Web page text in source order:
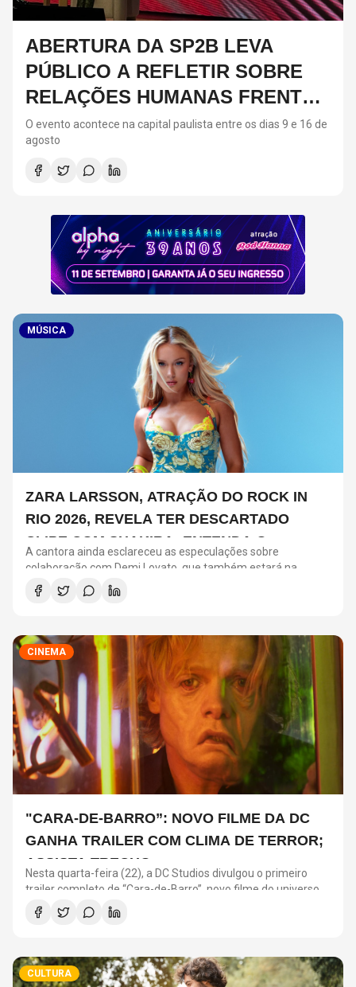
ABERTURA DA SP2B LEVA
PÚBLICO A REFLETIR SOBRE
RELAÇÕES HUMANAS FRENTE
AO CRESCIMENTO DA IA;
CONFIRA
O evento acontece na capital paulista entre os dias 9 e 16 de
agosto
MÚSICA
ZARA LARSSON, ATRAÇÃO DO ROCK IN
RIO 2026, REVELA TER DESCARTADO
CLIPE COM SHAKIRA; ENTENDA O
PORQUÊ
A cantora ainda esclareceu as especulações sobre
colaboração com Demi Lovato, que também estará na
Cidade do Rock
CINEMA
"CARA-DE-BARRO”: NOVO FILME DA DC
GANHA TRAILER COM CLIMA DE TERROR;
ASSISTA TRECHO
Nesta quarta-feira (22), a DC Studios divulgou o primeiro
trailer completo de “Cara-de-Barro”, novo filme do universo
da produtora nos cinemas.
CULTURA